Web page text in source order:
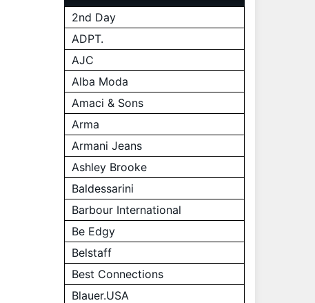
2nd Day
ADPT.
AJC
Alba Moda
Amaci & Sons
Arma
Armani Jeans
Ashley Brooke
Baldessarini
Barbour International
Be Edgy
Belstaff
Best Connections
Blauer.USA